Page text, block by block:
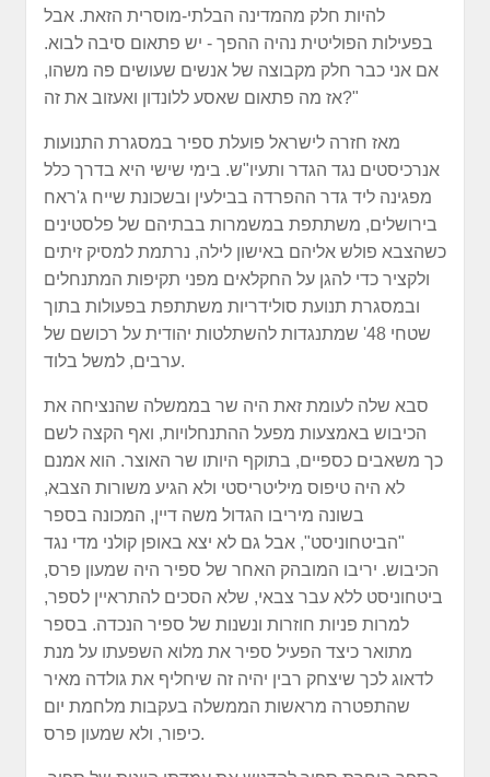
להיות חלק מהמדינה הבלתי-מוסרית הזאת. אבל
בפעילות הפוליטית נהיה ההפך - יש פתאום סיבה לבוא.
אם אני כבר חלק מקבוצה של אנשים שעושים פה משהו,
אז מה פתאום שאסע ללונדון ואעזוב את זה?"
מאז חזרה לישראל פועלת ספיר במסגרת התנועות
אנרכיסטים נגד הגדר ותעיו"ש. בימי שישי היא בדרך כלל
מפגינה ליד גדר ההפרדה בבילעין ובשכונת שייח ג'ראח
בירושלים, משתתפת במשמרות בבתיהם של פלסטינים
כשהצבא פולש אליהם באישון לילה, נרתמת למסיק זיתים
ולקציר כדי להגן על החקלאים מפני תקיפות המתנחלים
ובמסגרת תנועת סולידריות משתתפת בפעולות בתוך
שטחי 48' שמתנגדות להשתלטות יהודית על רכושם של
ערבים, למשל בלוד.
סבא שלה לעומת זאת היה שר בממשלה שהנציחה את
הכיבוש באמצעות מפעל ההתנחלויות, ואף הקצה לשם
כך משאבים כספיים, בתוקף היותו שר האוצר. הוא אמנם
לא היה טיפוס מיליטריסטי ולא הגיע משורות הצבא,
בשונה מיריבו הגדול משה דיין, המכונה בספר
"הביטחוניסט", אבל גם לא יצא באופן קולני מדי נגד
הכיבוש. יריבו המובהק האחר של ספיר היה שמעון פרס,
ביטחוניסט ללא עבר צבאי, שלא הסכים להתראיין לספר,
למרות פניות חוזרות ונשנות של ספיר הנכדה. בספר
מתואר כיצד הפעיל ספיר את מלוא השפעתו על מנת
לדאוג לכך שיצחק רבין יהיה זה שיחליף את גולדה מאיר
שהתפטרה מראשות הממשלה בעקבות מלחמת יום
כיפור, ולא שמעון פרס.